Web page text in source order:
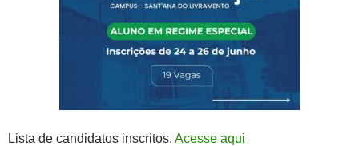
Lista de candidatos inscritos. Acesse aqui